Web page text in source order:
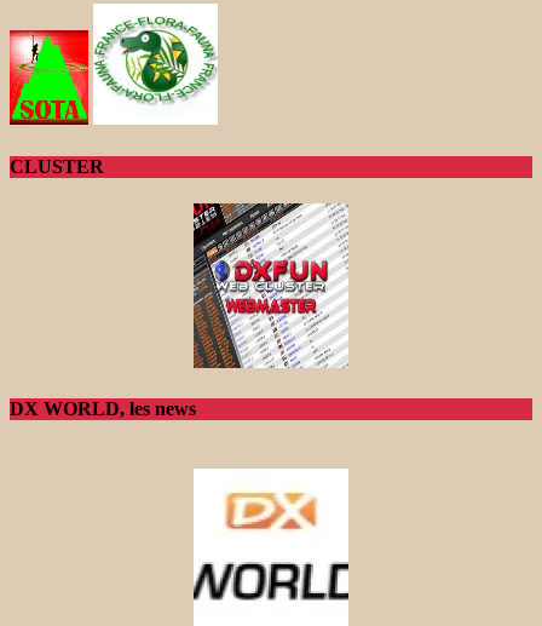
CLUSTER
DX WORLD, les news